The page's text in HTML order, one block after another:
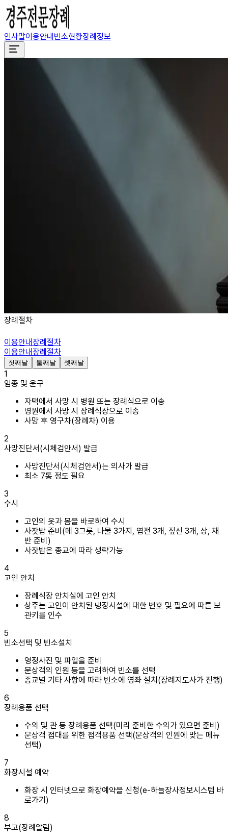
인사말이용안내빈소현황장례정보
장례절차
이용안내장례절차
이용안내장례절차
첫째날 둘째날 셋째날
1
임종 및 운구
자택에서 사망 시 병원 또는 장례식으로 이송
병원에서 사망 시 장례식장으로 이송
사망 후 영구차(장례차) 이용
2
사망진단서(시체검안서) 발급
사망진단서(시체검안서)는 의사가 발급
최소 7통 정도 필요
3
수시
고인의 옷과 몸을 바로하여 수시
사잣밥 준비(메 3그릇, 나물 3가지, 엽전 3개, 짚신 3개, 상, 채
반 준비)
사잣밥은 종교에 따라 생략가능
4
고인 안치
장례식장 안치실에 고인 안치
상주는 고인이 안치된 냉장시설에 대한 번호 및 필요에 따른 보
관키를 인수
5
빈소선택 및 빈소설치
영정사진 및 파일을 준비
문상객의 인원 등을 고려하여 빈소를 선택
종교별 기타 사항에 따라 빈소에 영좌 설치(장례지도사가 진행)
6
장례용품 선택
수의 및 관 등 장례용품 선택(미리 준비한 수의가 있으면 준비)
문상객 접대를 위한 접객용품 선택(문상객의 인원에 맞는 메뉴
선택)
7
화장시설 예약
화장 시 인터넷으로 화장예약을 신청(e-하늘장사정보시스템 바
로가기)
8
부고(장례알림)